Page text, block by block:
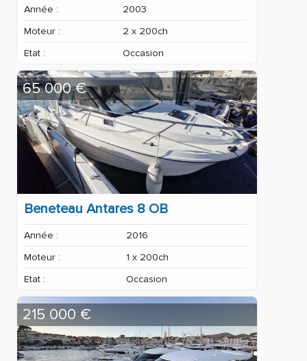
Année :
2003
Moteur :
2 x 200ch
Etat :
Occasion
Beneteau Antares 8 OB
Année :
2016
Moteur :
1 x 200ch
Etat :
Occasion
65 000 €
215 000 €